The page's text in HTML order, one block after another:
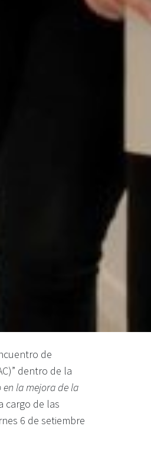
de
dentro de la
en la mejora de la
cargo de las
6 de setiembre